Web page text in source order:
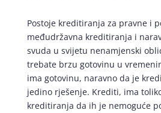
Postoje kreditiranja za pravne i
međudržavna kreditiranja i
svuda u svijetu nenamjenski
trebate brzu gotovinu u
ima gotovinu, naravno da je
jedino rješenje. Krediti, ima
kreditiranja da ih je nemoguće